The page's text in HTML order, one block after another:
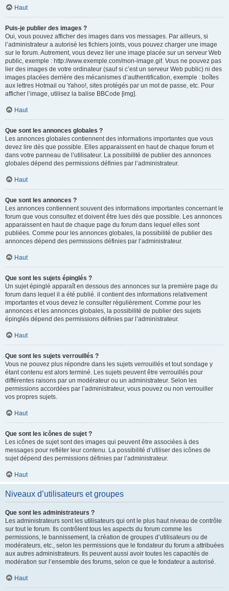
Haut
Puis-je publier des images ?
Oui, vous pouvez afficher des images dans vos messages. Par ailleurs, si
l’administrateur a autorisé les fichiers joints, vous pouvez charger une image
sur le forum. Autrement, vous devez lier une image placée sur un serveur Web
public, exemple : http://www.exemple.com/mon-image.gif. Vous ne pouvez pas
lier des images de votre ordinateur (sauf si c’est un serveur Web public) ni des
images placées derrière des mécanismes d’authentification, exemple : boîtes
aux lettres Hotmail ou Yahoo!, sites protégés par un mot de passe, etc. Pour
afficher l’image, utilisez la balise BBCode [img].
Haut
Que sont les annonces globales ?
Les annonces globales contiennent des informations importantes que vous
devez lire dès que possible. Elles apparaissent en haut de chaque forum et
dans votre panneau de l’utilisateur. La possibilité de publier des annonces
globales dépend des permissions définies par l’administrateur.
Haut
Que sont les annonces ?
Les annonces contiennent souvent des informations importantes concernant le
forum que vous consultez et doivent être lues dès que possible. Les annonces
apparaissent en haut de chaque page du forum dans lequel elles sont
publiées. Comme pour les annonces globales, la possibilité de publier des
annonces dépend des permissions définies par l’administrateur.
Haut
Que sont les sujets épinglés ?
Un sujet épinglé apparaît en dessous des annonces sur la première page du
forum dans lequel il a été publié. il contient des informations relativement
importantes et vous devez le consulter régulièrement. Comme pour les
annonces et les annonces globales, la possibilité de publier des sujets
épinglés dépend des permissions définies par l’administrateur.
Haut
Que sont les sujets verrouillés ?
Vous ne pouvez plus répondre dans les sujets verrouillés et tout sondage y
étant contenu est alors terminé. Les sujets peuvent être verrouillés pour
différentes raisons par un modérateur ou un administrateur. Selon les
permissions accordées par l’administrateur, vous pouvez ou non verrouiller
vos propres sujets.
Haut
Que sont les icônes de sujet ?
Les icônes de sujet sont des images qui peuvent être associées à des
messages pour refléter leur contenu. La possibilité d’utiliser des icônes de
sujet dépend des permissions définies par l’administrateur.
Haut
Niveaux d’utilisateurs et groupes
Que sont les administrateurs ?
Les administrateurs sont les utilisateurs qui ont le plus haut niveau de contrôle
sur tout le forum. Ils contrôlent tous les aspects du forum comme les
permissions, le bannissement, la création de groupes d’utilisateurs ou de
modérateurs, etc., selon les permissions que le fondateur du forum a attribuées
aux autres administrateurs. Ils peuvent aussi avoir toutes les capacités de
modération sur l’ensemble des forums, selon ce que le fondateur a autorisé.
Haut